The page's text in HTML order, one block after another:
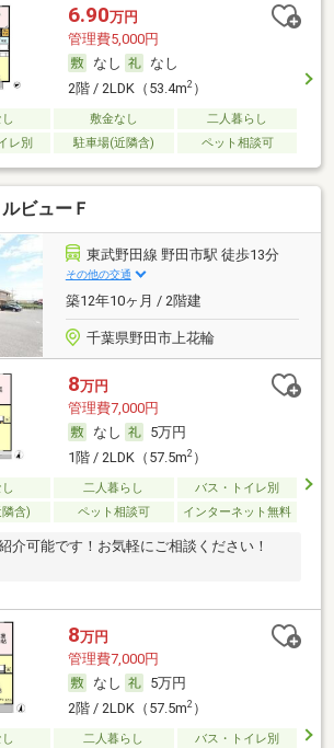
6.90万円
管理費5,000円
なし
なし
2階 / 2LDK（53.4m2）
敷金なし
二人暮らし
レ別
駐車場(近隣含) ペット相談可
ビューＦ
東武野田線 野田市駅 徒歩13分
その他の交通
築12年10ヶ月 / 2階建
千葉県野田市上花輪
8万円
管理費7,000円
なし
5万円
1階 / 2LDK（57.5m2）
二人暮らし
バス・トイレ別
含)
ペット相談可 インターネット無料
介可能です！お気軽にご相談ください！
8万円
管理費7,000円
なし
5万円
2階 / 2LDK（57.5m2）
二人暮らし
バス・トイレ別